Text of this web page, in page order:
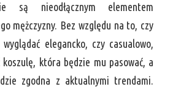
są nieodłącznym elementem
mężczyzny. Bez względu na to, czy
wyglądać elegancko, czy casualowo,
koszulę, która będzie mu pasować, a
zgodna z aktualnymi trendami.